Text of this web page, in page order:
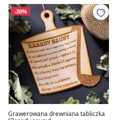
-30%
Grawerowana drewniana tabliczka